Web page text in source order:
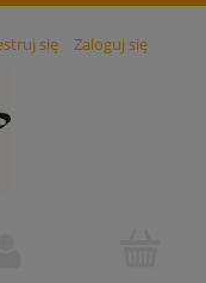
się Zaloguj się